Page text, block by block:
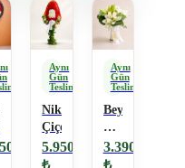
Aynı
Gün
Teslimat
Nikaha
Çiçek
5.950
Aynı
Gün
Teslimat
Beyaz
Lilyumlu
Gelin
Çiçeği
3.390